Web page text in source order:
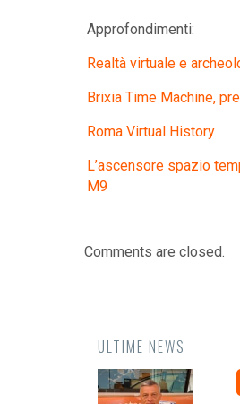
Approfondimenti:
Realtà virtuale e
Brixia Time Machine,
Roma Virtual History
L’ascensore spazio
M9
Comments are closed.
ULTIME NEWS